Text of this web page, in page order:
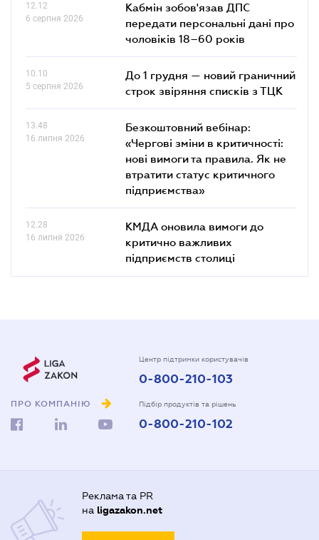
12.12
6 серпня 2026
Кабмін зобов'язав ДПС
передати персональні дані про
чоловіків 18–60 років
10.10
5 серпня 2026
До 1 грудня — новий граничний
строк звіряння списків з ТЦК
13.48
16 липня 2026
Безкоштовний вебінар:
«Чергові зміни в критичності:
нові вимоги та правила. Як не
втратити статус критичного
підприємства»
12.28
16 липня 2026
КМДА оновила вимоги до
критично важливих
підприємств столиці
ПРО КОМПАНІЮ
Центр підтримки користувачів
0-800-210-103
Підбір продуктів та рішень
0-800-210-102
Реклама та PR
на ligazakon.net